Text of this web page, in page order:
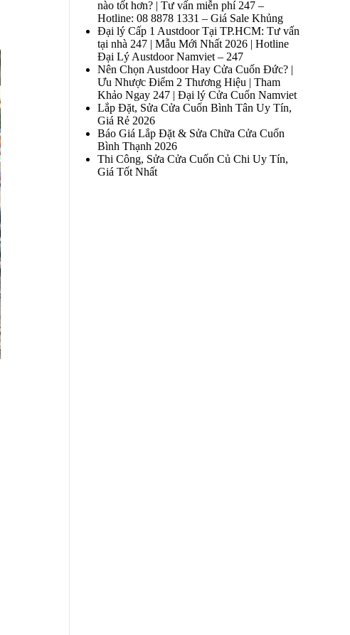
nào tốt hơn? | Tư vấn miễn phí 247 –
Hotline: 08 8878 1331 – Giá Sale Khủng
Đại lý Cấp 1 Austdoor Tại TP.HCM: Tư vấn
tại nhà 247 | Mẫu Mới Nhất 2026 | Hotline
Đại Lý Austdoor Namviet – 247
Nên Chọn Austdoor Hay Cửa Cuốn Đức? |
Ưu Nhược Điểm 2 Thương Hiệu | Tham
Khảo Ngay 247 | Đại lý Cửa Cuốn Namviet
Lắp Đặt, Sửa Cửa Cuốn Bình Tân Uy Tín,
Giá Rẻ 2026
Báo Giá Lắp Đặt & Sửa Chữa Cửa Cuốn
Bình Thạnh 2026
Thi Công, Sửa Cửa Cuốn Củ Chi Uy Tín,
Giá Tốt Nhất